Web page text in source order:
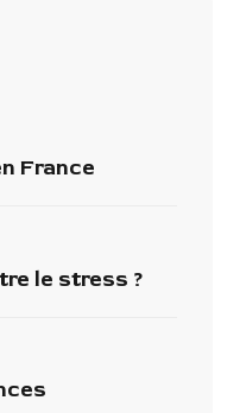
France
le stress ?